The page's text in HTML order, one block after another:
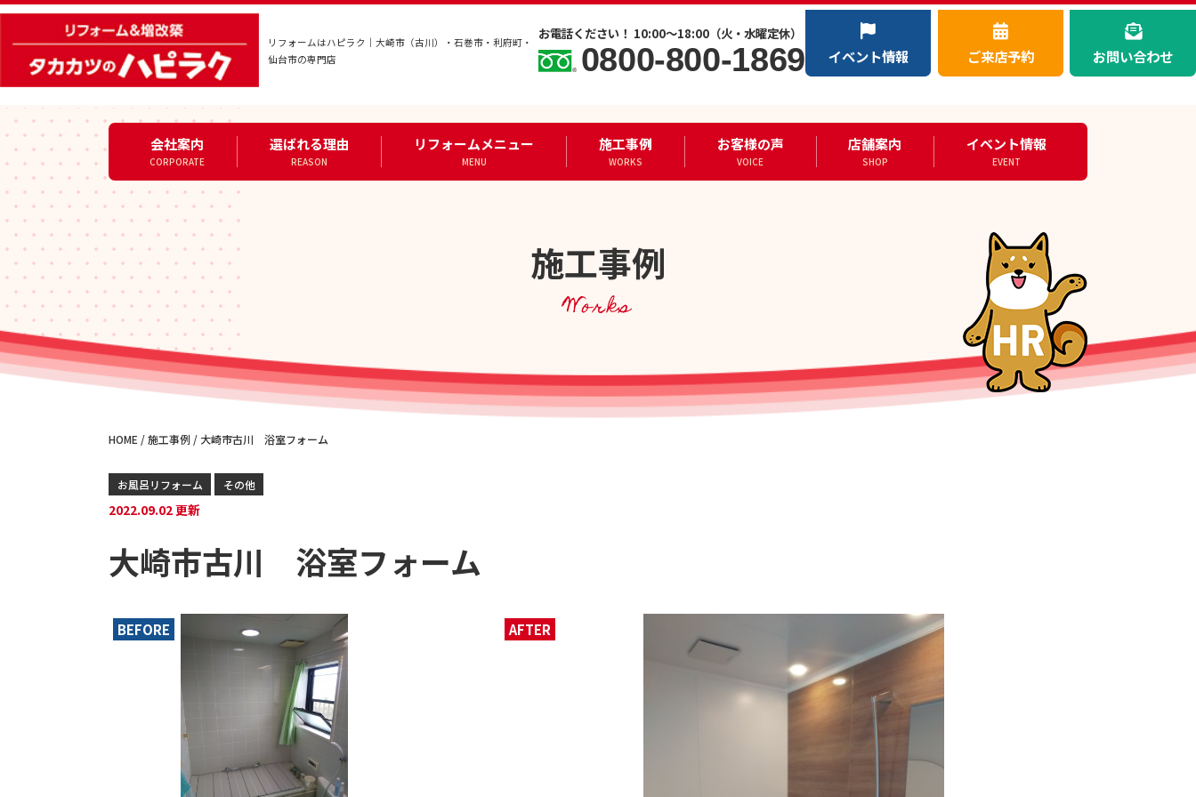
リフォームはハピラク｜大崎市（古川）・石巻市・利府町・
仙台市の専門店
お電話ください！ 10:00～18:00（火・水曜定休）
0800-800-1869 イベント情報 ご来店予約 お問い合わせ
会社案内
CORPORATE
選ばれる理由
REASON
リフォームメニュー
MENU
施工事例
WORKS
お客様の声
VOICE
店舗案内
SHOP
イベント情報
EVENT
施工事例
Works
HOME /施工事例 / 大崎市古川 浴室フォーム
お風呂リフォーム その他
2022.09.02 更新
大崎市古川 浴室フォーム
AFTER
BEFORE